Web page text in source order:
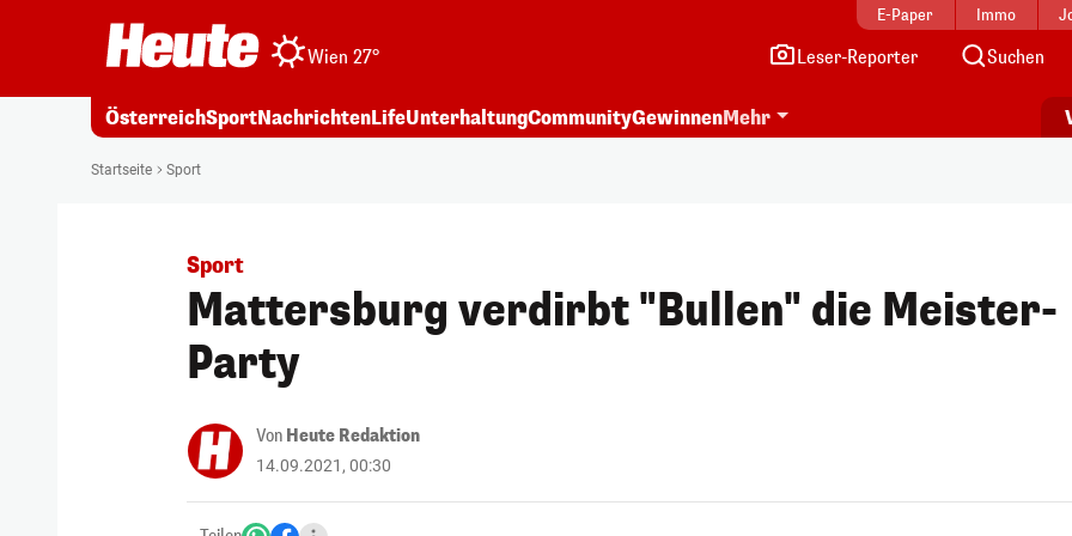
E-Paper Immo
Wien 27° Leser-Reporter Suchen
ÖsterreichSportNachrichtenLifeUnterhaltungCommunityGewinnenMehr
Startseite Sport
Sport
Mattersburg verdirbt "Bullen" die Meister-
Party
Von Heute Redaktion
14.09.2021, 00:30